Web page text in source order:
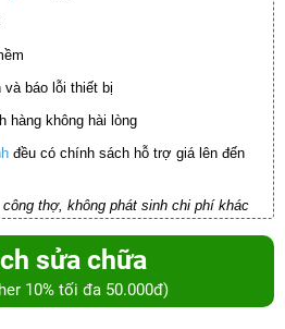
và báo lỗi thiết bị
hàng không hài lòng
đều có chính sách hỗ trợ giá lên đến
thợ, không phát sinh chi phí khác
sửa chữa
10% tối đa 50.000đ)